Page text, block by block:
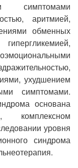
симптомами
аритмией,
обменных
ухудшением
симптомами.
основана
комплексном
уровня
синдрома